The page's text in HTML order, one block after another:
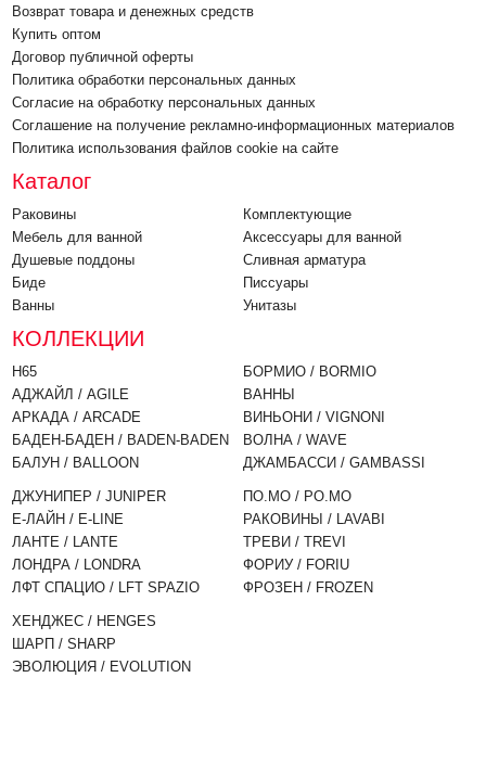
Возврат товара и денежных средств
Купить оптом
Договор публичной оферты
Политика обработки персональных данных
Согласие на обработку персональных данных
Соглашение на получение рекламно-информационных материалов
Политика использования файлов cookie на сайте
Каталог
Раковины
Мебель для ванной
Душевые поддоны
Биде
Ванны
Комплектующие
Аксессуары для ванной
Cливная арматура
Писсуары
Унитазы
КОЛЛЕКЦИИ
H65
АДЖАЙЛ / AGILE
АРКАДА / ARCADE
БАДЕН-БАДЕН / BADEN-BADEN
БАЛУН / BALLOON
БОРМИО / BORMIO
ВАННЫ
ВИНЬОНИ / VIGNONI
ВОЛНА / WAVE
ДЖАМБАССИ / GAMBASSI
ДЖУНИПЕР / JUNIPER
Е-ЛАЙН / E-LINE
ЛАНТЕ / LANTE
ЛОНДРА / LONDRA
ЛФТ СПАЦИО / LFT SPAZIO
ПО.МО / PO.MO
РАКОВИНЫ / LAVABI
ТРЕВИ / TREVI
ФОРИУ / FORIU
ФРОЗЕН / FROZEN
ХЕНДЖЕС / HENGES
ШАРП / SHARP
ЭВОЛЮЦИЯ / EVOLUTION